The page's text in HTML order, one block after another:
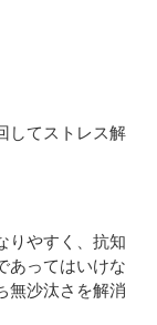
してストレス解
りやすく、抗知
あってはいけな
無沙汰さを解消